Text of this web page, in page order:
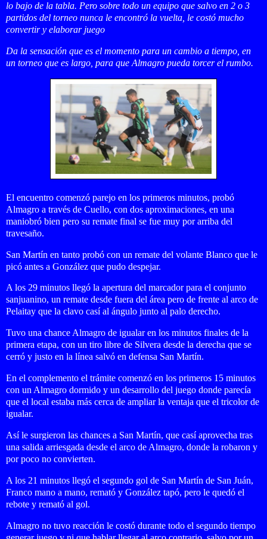
lo bajo de la tabla. Pero sobre todo un equipo que salvo en 2 o 3
partidos del torneo nunca le encontró la vuelta, le costó mucho
convertir y elaborar juego
Da la sensación que es el momento para un cambio a tiempo, en
un torneo que es largo, para que Almagro pueda torcer el rumbo.
El encuentro comenzó parejo en los primeros minutos, probó
Almagro a través de Cuello, con dos aproximaciones, en una
maniobró bien pero su remate final se fue muy por arriba del
travesaño.
San Martín en tanto probó con un remate del volante Blanco que le
picó antes a González que pudo despejar.
A los 29 minutos llegó la apertura del marcador para el conjunto
sanjuanino, un remate desde fuera del área pero de frente al arco de
Pelaitay que la clavo casí al ángulo junto al palo derecho.
Tuvo una chance Almagro de igualar en los minutos finales de la
primera etapa, con un tiro libre de Silvera desde la derecha que se
cerró y justo en la línea salvó en defensa San Martín.
En el complemento el trámite comenzó en los primeros 15 minutos
con un Almagro dormido y un desarrollo del juego donde parecía
que el local estaba más cerca de ampliar la ventaja que el tricolor de
igualar.
Así le surgieron las chances a San Martín, que casí aprovecha tras
una salida arriesgada desde el arco de Almagro, donde la robaron y
por poco no convierten.
A los 21 minutos llegó el segundo gol de San Martín de San Juán,
Franco mano a mano, remató y González tapó, pero le quedó el
rebote y remató al gol.
Almagro no tuvo reacción le costó durante todo el segundo tiempo